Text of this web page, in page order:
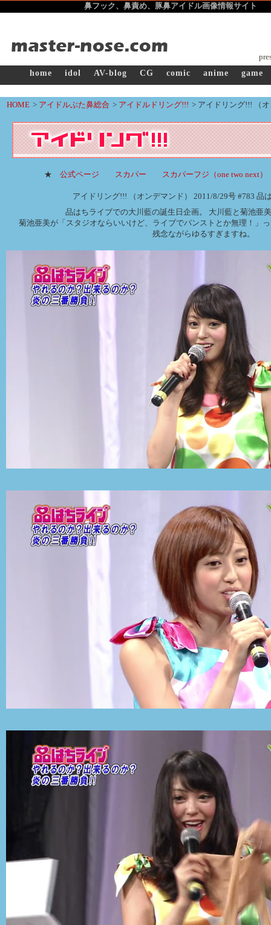
鼻フック、鼻責め、豚鼻アイドル画像情報サイト
home
idol AV-blog CG comic anime game
HOME > アイドルぶた鼻総合 > アイドルドリング!!! > アイドリング!!! （
★ 公式ページ スカパー スカパーフジ（one two next）
アイドリング!!! （オンデマンド） 2011/8/29号 #783 品
品はちライブでの大川藍の誕生日企画。 大川藍と菊池亜
菊池亜美が「スタジオならいいけど、ライブでパンストとか無理！」
残念ながらゆるすぎますね。